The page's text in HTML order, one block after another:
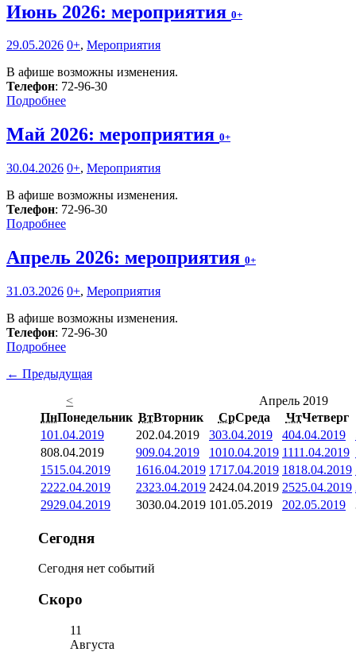
Июнь 2026: мероприятия 0+
29.05.2026 0+, Мероприятия
В афише возможны изменения.
Телефон: 72-96-30
Подробнее
Май 2026: мероприятия 0+
30.04.2026 0+, Мероприятия
В афише возможны изменения.
Телефон: 72-96-30
Подробнее
Апрель 2026: мероприятия 0+
31.03.2026 0+, Мероприятия
В афише возможны изменения.
Телефон: 72-96-30
Подробнее
← Предыдущая
<
Апрель 2019
ПнПонедельник ВтВторник СрСреда ЧтЧетверг
101.04.2019 202.04.2019 303.04.2019 404.04.2019
808.04.2019 909.04.2019 1010.04.2019 1111.04.2019
1515.04.2019 1616.04.2019 1717.04.2019 1818.04.2019
2222.04.2019 2323.04.2019 2424.04.2019 2525.04.2019
2929.04.2019 3030.04.2019 101.05.2019 202.05.2019
Сегодня
Сегодня нет событий
Скоро
11
Августа